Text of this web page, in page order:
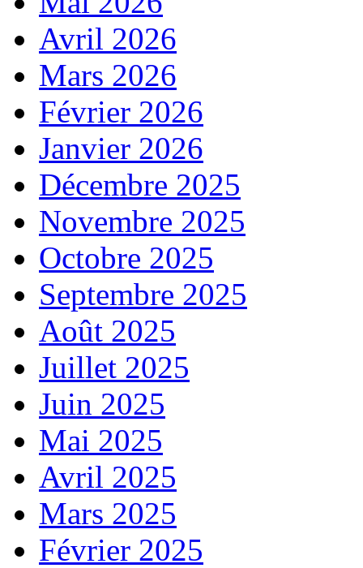
Avril 2026
Mars 2026
Février 2026
Janvier 2026
Décembre 2025
Novembre 2025
Octobre 2025
Septembre 2025
Août 2025
Juillet 2025
Juin 2025
Mai 2025
Avril 2025
Mars 2025
Février 2025